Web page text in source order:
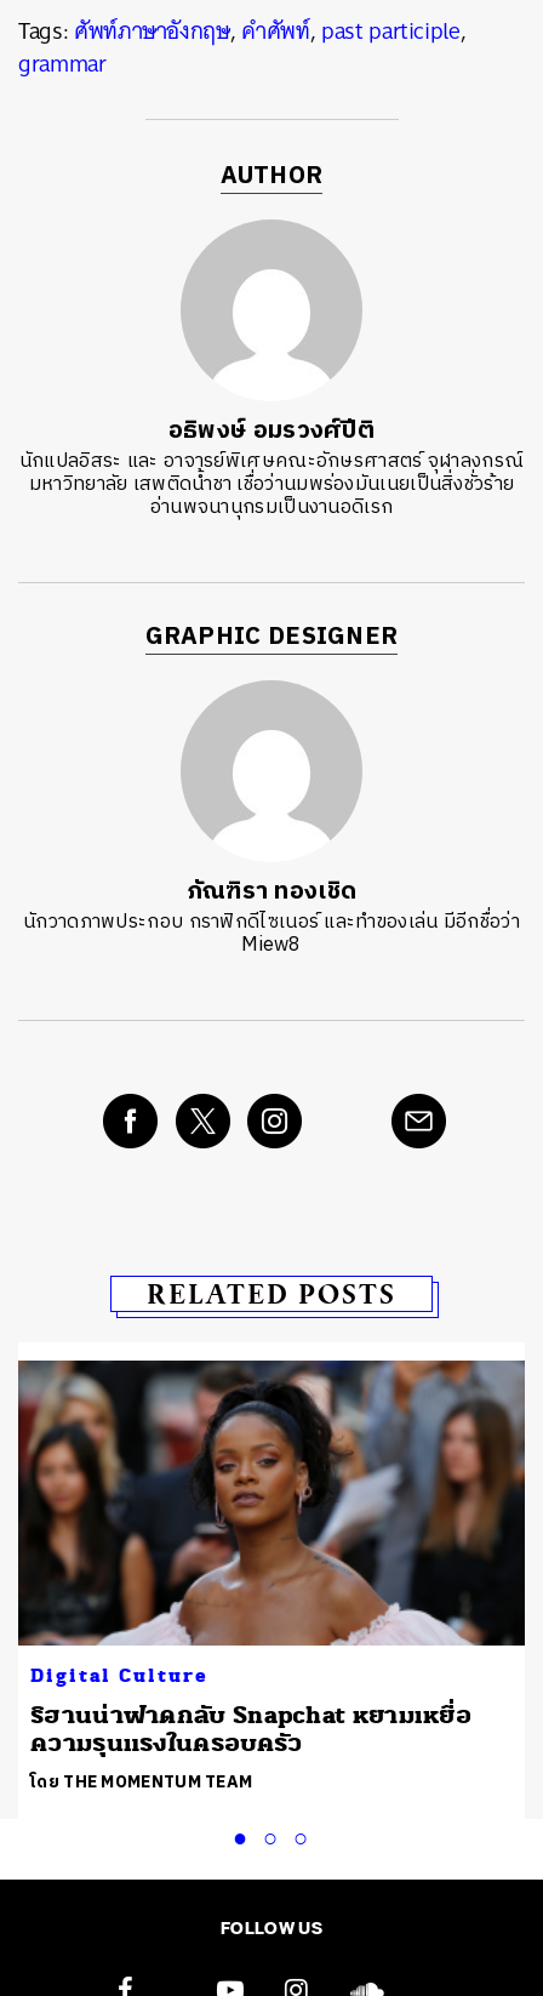
Tags:ศัพท์ภาษาอังกฤษ,คำศัพท์,past participle,
grammar
AUTHOR
อธิพงษ์ อมรวงศ์ปีติ
นักแปลอิสระ และ อาจารย์พิเศษคณะอักษรศาสตร์ จุฬาลงกรณ์
มหาวิทยาลัย เสพติดน้ำชา เชื่อว่านมพร่องมันเนยเป็นสิ่งชั่วร้าย
อ่านพจนานุกรมเป็นงานอดิเรก
GRAPHIC DESIGNER
ภัณฑิรา ทองเชิด
นักวาดภาพประกอบ กราฟิกดีไซเนอร์ และทำของเล่น มีอีกชื่อว่า
Miew8
RELATED POSTS
Digital Culture
ริฮานน่าฟาดกลับ Snapchat หยามเหยื่อ
ความรุนแรงในครอบครัว
โดย THE MOMENTUM TEAM
FOLLOW US